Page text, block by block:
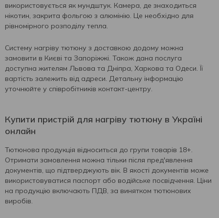
використовується як мундштук. Камера, де знаходиться
нікотин, закрита фольгою з алюмінію. Це необхідно для
рівномірного розподілу тепла.
Систему нагріву тютюну з доставкою додому можна
замовити в Києві та Запоріжжі. Також дана послуга
доступна жителям Львова та Дніпра, Харкова та Одеси. Її
вартість залежить від адреси. Детальну інформацію
уточнюйте у співробітників контакт-центру.
Купити пристрій для нагріву тютюну в Україні
онлайн
Тютюнова продукція відноситься до групи товарів 18+.
Отримати замовлення можна тільки після пред'явлення
документів, що підтверджують вік. В якості документів може
використовуватися паспорт або водійське посвідчення. Ціни
на продукцію включають ПДВ, за винятком тютюнових
виробів.